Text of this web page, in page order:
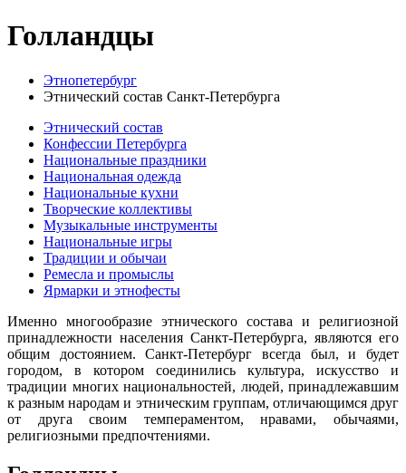
Голландцы
Этнопетербург
Этнический состав Санкт-Петербурга
Этнический состав
Конфессии Петербурга
Национальные праздники
Национальная одежда
Национальные кухни
Творческие коллективы
Музыкальные инструменты
Национальные игры
Традиции и обычаи
Ремесла и промыслы
Ярмарки и этнофесты
Именно многообразие этнического состава и религиозной
принадлежности населения Санкт-Петербурга, являются его
общим достоянием. Санкт-Петербург всегда был, и будет
городом, в котором соединились культура, искусство и
традиции многих национальностей, людей, принадлежавшим
к разным народам и этническим группам, отличающимся друг
от друга своим темпераментом, нравами, обычаями,
религиозными предпочтениями.